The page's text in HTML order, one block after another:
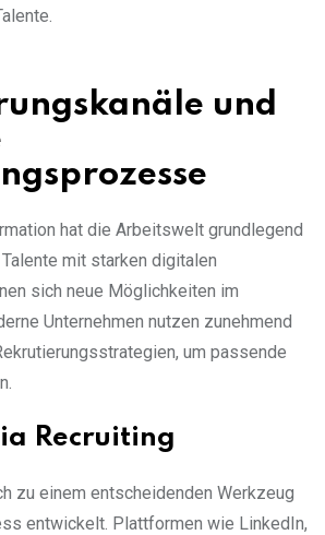
und
hat die Arbeitswelt grundlegend
mit starken digitalen
sich neue Möglichkeiten im
Unternehmen nutzen zunehmend
um passende
Recruiting
zu einem entscheidenden Werkzeug
entwickelt. Plattformen wie LinkedIn,